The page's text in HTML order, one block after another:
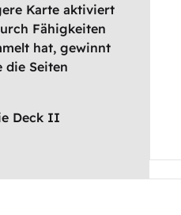
Karte aktiviert
Fähigkeiten
hat, gewinnt
die Seiten
Deck II